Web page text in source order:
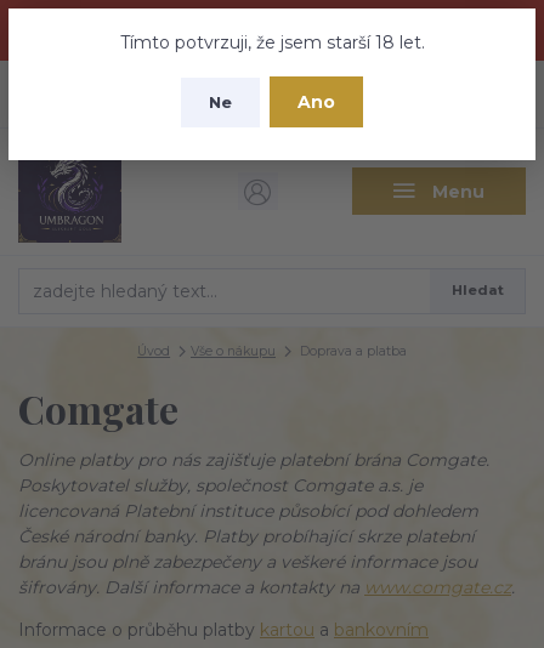
nebuďte vyděšeni zde najdete vše a ještě mnohem víc
Tímto potvrzuji, že jsem starší 18 let.
Ne Ano
Menu
CZK
Hledat
Úvod Vše o nákupu Doprava a platba
Comgate
Online platby pro nás zajišťuje platební brána Comgate.
Poskytovatel služby, společnost Comgate a.s. je
licencovaná Platební instituce působící pod dohledem
České národní banky. Platby probíhající skrze platební
bránu jsou plně zabezpečeny a veškeré informace jsou
šifrovány. Další informace a kontakty na www.comgate.cz.
Informace o průběhu platby kartou a bankovním